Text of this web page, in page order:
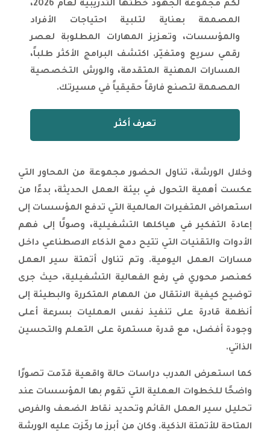
اختتام سلسلة برامج تطوير لجنة ALCO
لموظفي المصرف التجاري الوطني الليبي
في عمان بتظيم من مجموعة الجهود |
اختتام البرنامج التدريبي المتخصص في
إعداد مقترحات المشاريع الممولة دولياً
لموظفي أمانة عمان الكبرى |
استكمال البرنامج المهني المعتمد في
لموظفي المصرف التجاري الوطني الليبي |
استكمال البرنامج المهني في الرقابة
الجهود |
انطلاق برنامج إعداد مقترحات المشاريع
الممولة دولياً لكوادر أمانة عمان الكبرى
بتنظيم من مجموعة الجهود |
اختتام برنامج الاحتراف في إدارة المشاريع
PMP لموظفي شركة الخزف بالرياض
بتنظيم من مجموعة الجهود |
انطلاق برنامج تحسين إجراءات العمل
لموظفي الشركة العامة للكهرباء بتنظيم
انطلاق برنامج الاحتراف في إدارة المشاريع
PMP لموظفي شركة الخزف بالرياض
الاستثمارية والهندسة المالية لموظفي
مؤسسة المواصفات والمقاييس
السعودية في تركيا |
انطلاق برنامج «بلدية ذكية … بفرق أذكى»
لكم مجموعة الجهود خطتها التدريبية لعام 2026،
المصممة بعناية لتلبية احتياجات الأفراد
والمؤسسات، وتعزيز المهارات المطلوبة لعصر
رقمي سريع ومتغيّر. اكتشف البرامج الأكثر طلباً،
المسارات المهنية المتقدمة، والورش التخصصية
المصممة لتصنع فارقاً حقيقياً في مسيرتك.
تعرف أكثر
وخلال الورشة، تناول الحضور مجموعة من المحاور التي
عكست أهمية التحول في بيئة العمل الحديثة، بدءًا من
استعراض المتغيرات العالمية التي تدفع المؤسسات إلى
إعادة التفكير في هياكلها التشغيلية، وصولًا إلى فهم
الأدوات والتقنيات التي تتيح دمج الذكاء الاصطناعي داخل
مسارات العمل اليومية. وتم تناول أتمتة سير العمل
كعنصر محوري في رفع الفعالية التشغيلية، حيث جرى
توضيح كيفية الانتقال من المهام المتكررة والبطيئة إلى
أنظمة قادرة على تنفيذ نفس العمليات بسرعة أعلى
وجودة أفضل، مع قدرة مستمرة على التعلم والتحسين
الذاتي.
كما استعرض المدرب دراسات حالة واقعية قدّمت تصورًا
واضحًا للخطوات العملية التي تقوم بها المؤسسات عند
تحليل سير العمل القائم وتحديد نقاط الضعف والفرص
المتاحة للأتمتة الذكية. وكان من أبرز ما ركّزت عليه الورشة